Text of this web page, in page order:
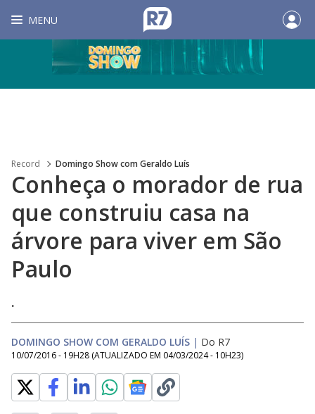
MENU
Record Domingo Show com Geraldo Luís
Conheça o morador de rua
que construiu casa na
árvore para viver em São
Paulo
.
DOMINGO SHOW COM GERALDO LUÍS | Do R7
10/07/2016 - 19H28 (ATUALIZADO EM 04/03/2024 - 10H23)